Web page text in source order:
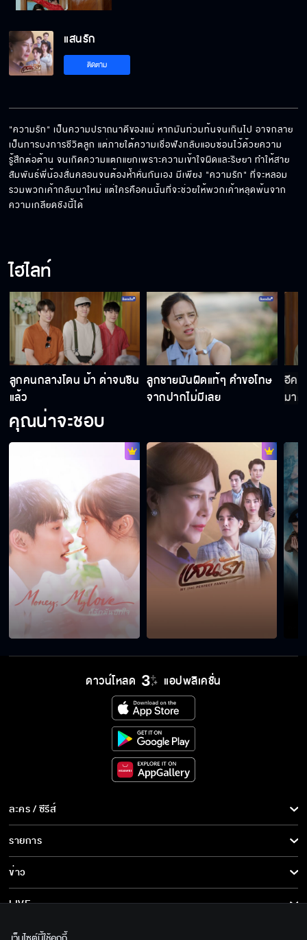
เป็นลูกผู้หญิงมันต้องแต่งออก
ลื้อมีหลักฐานอะไรว่า อาเฉิน เป็นคนทำหม้อแปลง
ระเบิด
อย่านึกว่ามีเตี่ยของลื้อให้ท้ายแล้วจะกลั่นแกล้งลูก
อั๊วยังไงก็ได้
ขืนให้ ราณี แต่งงานกับบ้านนั้นเท่ากับส่งเนื้อเข้า
อั๊วจะทำให้ คุณนายเหมย มันแค้นจนกระอักเลือด
ความอิจฉามันทำให้คนหน้ามืดตามัวทำอะไรก็ได้
เขินทำไม เราเป็น ผัวเมีย กันไม่ใช่เหรอ
กัน
เราสามพี่น้องคอยปกป้องกันเสมอ
หรือจะเป็นฟ้าลิขิตให้ อารัก พ้นเคราะห์
ซื้อของขวัญเหมือนเป็นลางว่าเราต้องห่างไกล
แสนรัก
ติดตาม
"ความรัก" เป็นความปราถนาดีของแม่ หากมันท่วมท้นจนเกินไป อาจกลาย
เป็นการบงการชีวิตลูก แต่ภายใต้ความเชื่อฟังกลับแอบซ่อนไว้ด้วยความ
รู้สึกต่อต้าน จนเกิดความแตกแยกเพราะความเข้าใจผิดและริษยา ทำให้สาย
สัมพันธ์พี่น้องสั่นคลอนจนต้องห้ำหั่นกันเอง มีเพียง "ความรัก" ที่จะหลอม
รวมพวกเค้ากลับมาใหม่ แต่ใครคือคนนั้นที่จะช่วยให้พวกเค้าหลุดพ้นจาก
ความเกลียดชังนี้ได้
ไฮไลท์
ลูกคนกลางโดน ม้า ด่าจนชิน
แล้ว
ลูกชายมันผิดแท้ๆ คำขอโทษ
จากปากไม่มีเลย
อีคน
มาด่
คุณน่าจะชอบ
ดาวน์โหลด แอปพลิเคชั่น
ละคร / ซีรีส์
ละคร/ซีรีส์
ซีรีส์นานาชาติ
การ์ตูน & เกม
รายการ
รายการทั้งหมด
ข่าว
ข่าวทั้งหมด
LIVE
เกี่ยวกับเรา